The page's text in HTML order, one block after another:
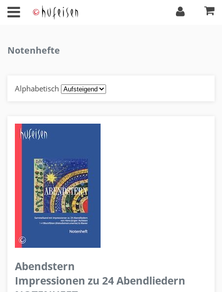
Notenhefte
Alphabetisch
Abendstern
Impressionen zu 24 Abendliedern